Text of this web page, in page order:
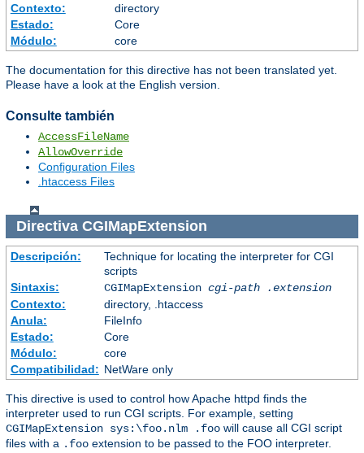
Contexto:
directory
Estado:
Core
Módulo:
core
The documentation for this directive has not been translated yet.
Please have a look at the English version.
Consulte también
AccessFileName
AllowOverride
Configuration Files
.htaccess Files
Directiva CGIMapExtension
Descripción:
Technique for locating the interpreter for CGI
scripts
Sintaxis:
CGIMapExtension cgi-path
.extension
Contexto:
directory, .htaccess
Anula:
FileInfo
Estado:
Core
Módulo:
core
Compatibilidad: NetWare only
This directive is used to control how Apache httpd finds the
interpreter used to run CGI scripts. For example, setting
CGIMapExtension sys:\foo.nlm .foo will cause all CGI script
files with a .foo extension to be passed to the FOO interpreter.